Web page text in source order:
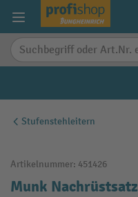
springen
Stufenstehleitern
Artikelnummer: 451426
Munk